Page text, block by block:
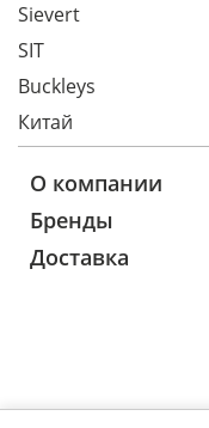
Sievert
SIT
Buckleys
Китай
О компании
Бренды
Доставка